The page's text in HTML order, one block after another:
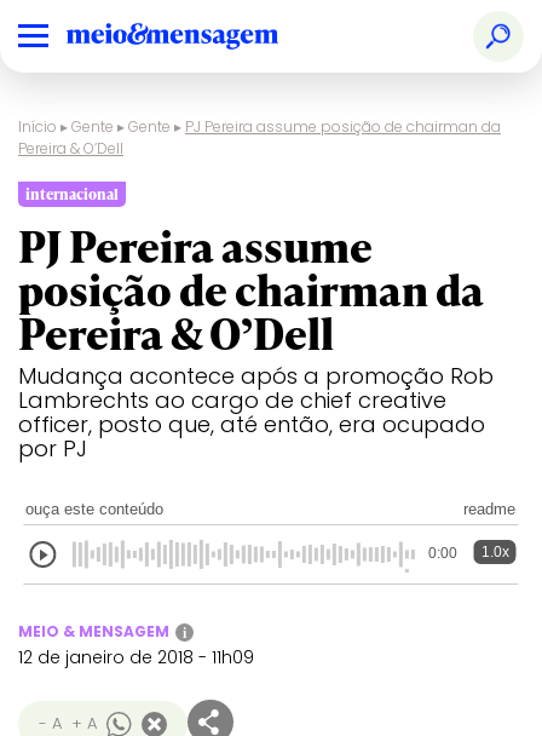
Início ▸Gente ▸Gente ▸ PJ Pereira assume posição de chairman da
Pereira & O’Dell
internacional
PJ Pereira assume
posição de chairman da
Pereira & O’Dell
Mudança acontece após a promoção Rob
Lambrechts ao cargo de chief creative
officer, posto que, até então, era ocupado
por PJ
ouça este conteúdo readme
0:00 1.0x
MEIO & MENSAGEM i
12 de janeiro de 2018 - 11h09
- A + A